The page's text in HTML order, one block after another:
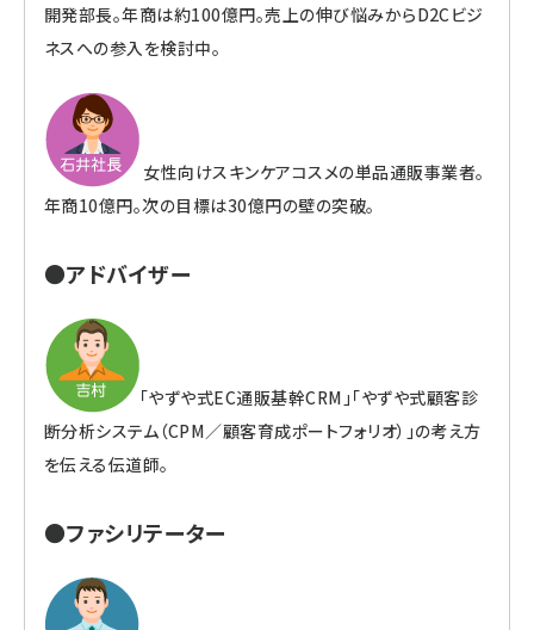
開発部長。年商は約100億円。売上の伸び悩みからD2Cビジ
ネスへの参入を検討中。
女性向けスキンケアコスメの単品通販事業者。
年商10億円。次の目標は30億円の壁の突破。
●アドバイザー
「やずや式EC通販基幹CRM」「やずや式顧客診
断分析システム（CPM／顧客育成ポートフォリオ）」の考え方
を伝える伝道師。
●ファシリテーター